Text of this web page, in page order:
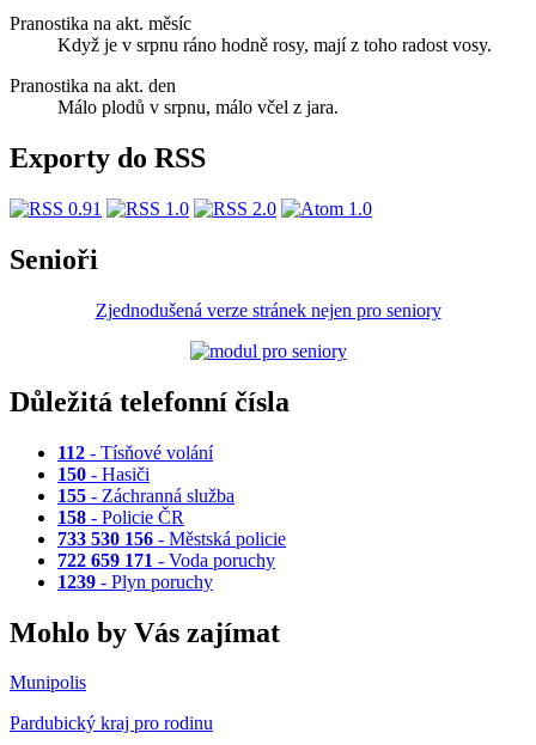
Pranostika na akt. měsíc
Když je v srpnu ráno hodně rosy, mají z toho radost vosy.
Pranostika na akt. den
Málo plodů v srpnu, málo včel z jara.
Exporty do RSS
Senioři
Zjednodušená verze stránek nejen pro seniory
Důležitá telefonní čísla
112 - Tísňové volání
150 - Hasiči
155 - Záchranná služba
158 - Policie ČR
733 530 156 - Městská policie
722 659 171 - Voda poruchy
1239 - Plyn poruchy
Mohlo by Vás zajímat
Munipolis
Pardubický kraj pro rodinu